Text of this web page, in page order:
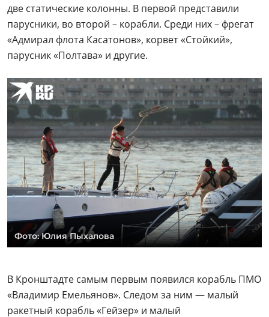
две статические колонны. В первой представили
парусники, во второй – корабли. Среди них – фрегат
«Адмирал флота Касатонов», корвет «Стойкий»,
парусник «Полтава» и другие.
Фото: Юлия Пыхалова
В Кронштадте самым первым появился корабль ПМО
«Владимир Емельянов». Следом за ним — малый
ракетный корабль «Гейзер» и малый